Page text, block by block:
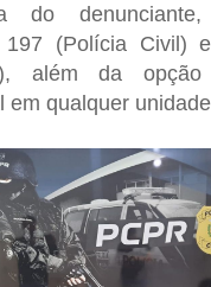
do
197 (Polícia Civil)
além da
em qualquer